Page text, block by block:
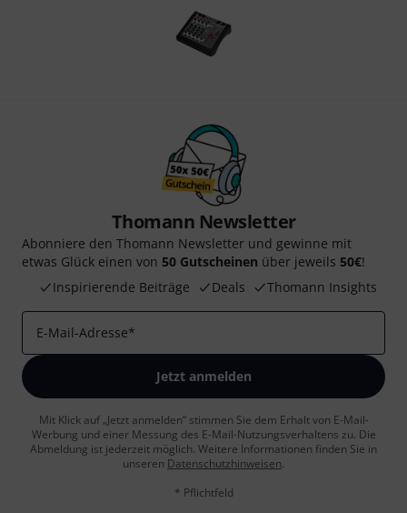
Thomann Newsletter
Abonniere den Thomann Newsletter und gewinne mit
etwas Glück einen von 50 Gutscheinen über jeweils 50€!
Inspirierende Beiträge
Deals Thomann Insights
E-Mail-Adresse*
Jetzt anmelden
Mit Klick auf „Jetzt anmelden“ stimmen Sie dem Erhalt von E-Mail-
Werbung und einer Messung des E-Mail-Nutzungsverhaltens zu. Die
Abmeldung ist jederzeit möglich. Weitere Informationen finden Sie in
unseren Datenschutzhinweisen.
* Pflichtfeld